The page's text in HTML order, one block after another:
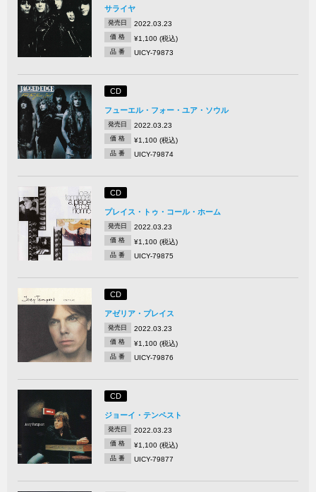
サライヤ
発売日 2022.03.23
価 格 ¥1,100 (税込)
品 番 UICY-79873
CD
フューエル・フォー・ユア・ソウル
発売日 2022.03.23
価 格 ¥1,100 (税込)
品 番 UICY-79874
CD
プレイス・トゥ・コール・ホーム
発売日 2022.03.23
価 格 ¥1,100 (税込)
品 番 UICY-79875
CD
アゼリア・プレイス
発売日 2022.03.23
価 格 ¥1,100 (税込)
品 番 UICY-79876
CD
ジョーイ・テンペスト
発売日 2022.03.23
価 格 ¥1,100 (税込)
品 番 UICY-79877